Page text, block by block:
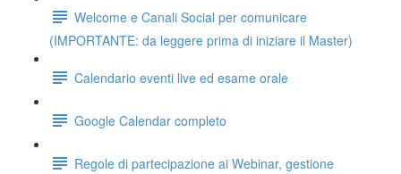
Welcome e Canali Social per comunicare
(IMPORTANTE: da leggere prima di iniziare il Master)
Calendario eventi live ed esame orale
Google Calendar completo
Regole di partecipazione ai Webinar, gestione